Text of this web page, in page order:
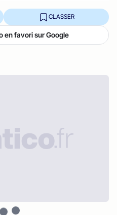
CLASSER
en favori sur Google